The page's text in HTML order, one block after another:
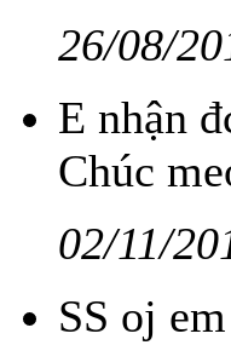
26/08/
E nhận
Chúc
02/11/
SS oj